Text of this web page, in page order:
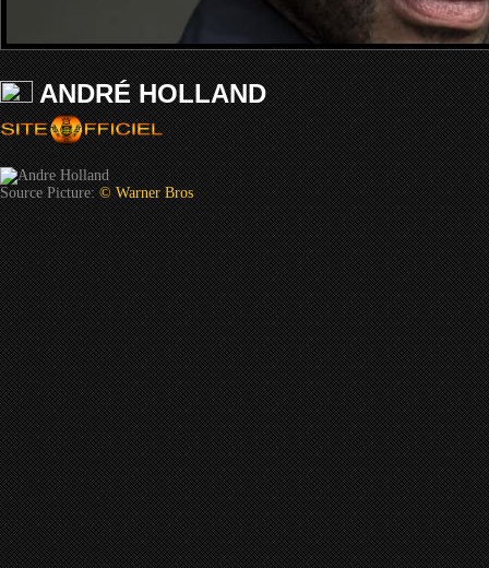
ANDRÉ HOLLAND
Source Picture:© Warner Bros